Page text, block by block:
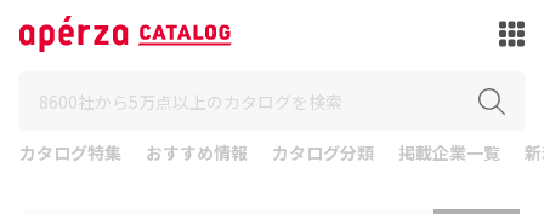
カタログ特集 おすすめ情報 カタログ分類 掲載企業一覧